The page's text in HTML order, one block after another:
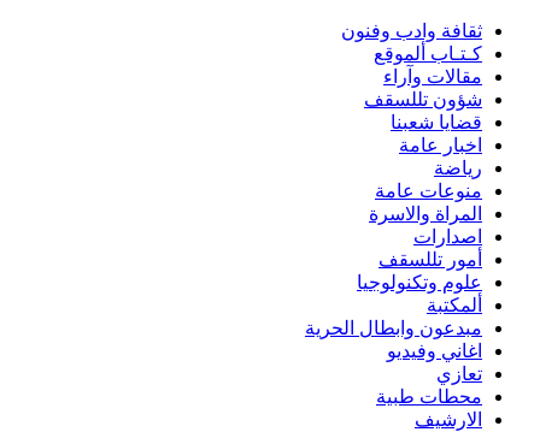
ثقافة وادب وفنون
كـتـاب ألموقع
مقالات وآراء
شؤون تللسقف
قضايا شعبنا
اخبار عامة
رياضة
منوعات عامة
المراة والاسرة
اصدارات
أمور تللسقف
علوم وتكنولوجيا
ألمكتبة
مبدعون وابطال الحرية
اغاني وفيديو
تعازي
محطات طبية
الارشيف